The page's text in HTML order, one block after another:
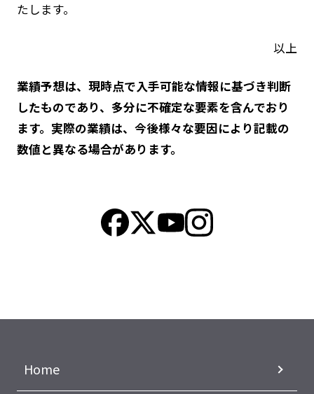
たします。
以上
業績予想は、現時点で入手可能な情報に基づき判断
したものであり、多分に不確定な要素を含んでおり
ます。実際の業績は、今後様々な要因により記載の
数値と異なる場合があります。
Home